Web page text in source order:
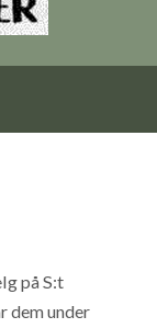
på S:t
dem under